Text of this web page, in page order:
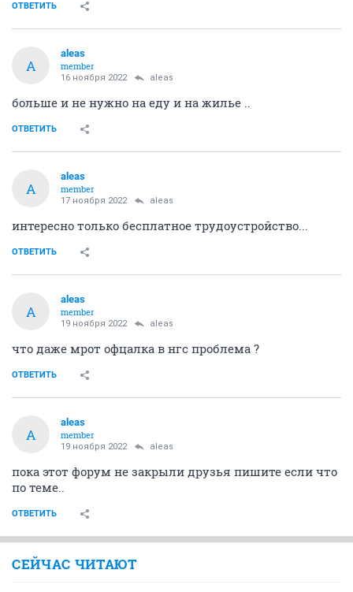
ОТВЕТИТЬ
A
aleas
member
16 ноября 2022 aleas
больше и не нужно на еду и на жилье ..
ОТВЕТИТЬ
A
aleas
member
17 ноября 2022 aleas
интересно только бесплатное трудоустройство...
ОТВЕТИТЬ
A
aleas
member
19 ноября 2022 aleas
что даже мрот офцалка в нгс проблема ?
ОТВЕТИТЬ
A
aleas
member
19 ноября 2022 aleas
пока этот форум не закрыли друзья пишите если что
по теме..
ОТВЕТИТЬ
СЕЙЧАС ЧИТАЮТ